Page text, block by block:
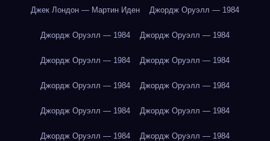
Джек Лондон — Мартин Иден Джордж Оруэлл — 1984
Джордж Оруэлл — 1984 Джордж Оруэлл — 1984
Джордж Оруэлл — 1984 Джордж Оруэлл — 1984
Джордж Оруэлл — 1984 Джордж Оруэлл — 1984
Джордж Оруэлл — 1984 Джордж Оруэлл — 1984
Джордж Оруэлл — 1984 Джордж Оруэлл — 1984